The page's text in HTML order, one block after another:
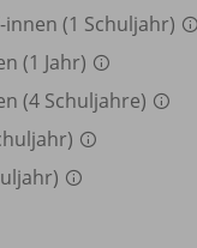
-innen (1 Schuljahr)
(1 Jahr)
(4 Schuljahre)